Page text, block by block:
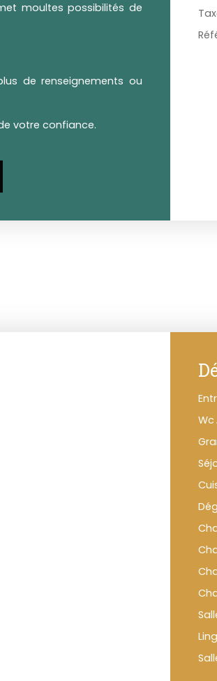
moultes possibilités de
de renseignements ou
votre confiance.
Wc